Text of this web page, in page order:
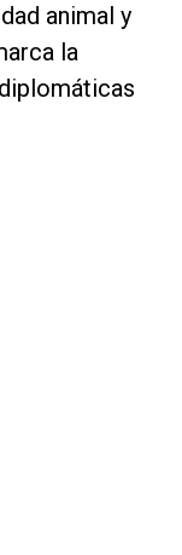
animal y
la